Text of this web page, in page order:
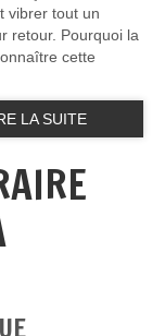
vibrer tout un
retour. Pourquoi la
cette
LA SUITE